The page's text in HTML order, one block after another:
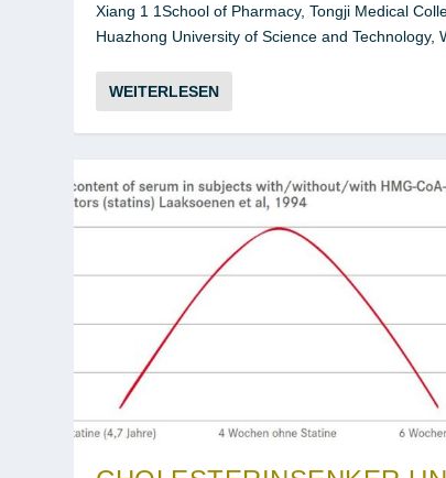
Xiang 1 1School of Pharmacy, Tongji Medical
Huazhong University of Science and Technology,
WEITERLESEN